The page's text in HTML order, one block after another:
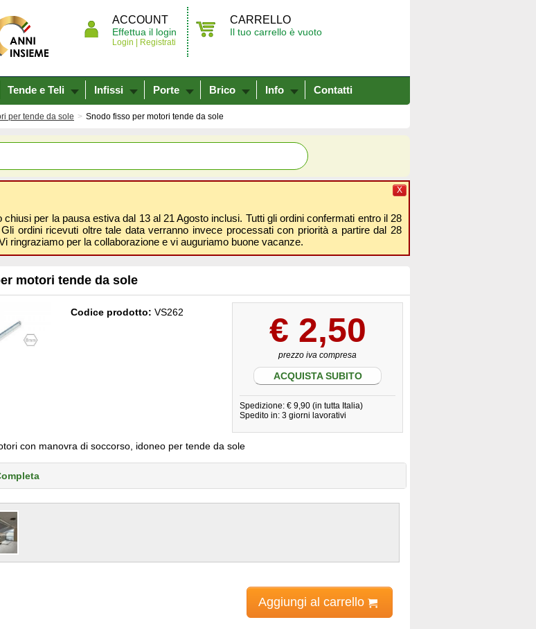
ACCOUNT
Effettua il login
Login | Registrati
CARRELLO
Il tuo carrello è vuoto
Tende e Teli Infissi Porte Brico Info Contatti
per tende da sole Snodo fisso per motori tende da sole
per la pausa estiva dal 13 al 21 Agosto inclusi. Tutti gli ordini confermati entro il 28
ordini ricevuti oltre tale data verranno invece processati con priorità a partire dal 28
ringraziamo per la collaborazione e vi auguriamo buone vacanze.
X
motori tende da sole
Codice prodotto: VS262 € 2,50
prezzo iva compresa
ACQUISTA SUBITO
Spedizione: € 9,90 (in tutta Italia)
Spedito in: 3 giorni lavorativi
con manovra di soccorso, idoneo per tende da sole
Aggiungi al carrello